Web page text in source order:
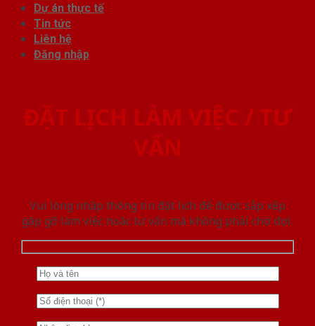
Dự án thực tế
Tin tức
Liên hệ
Đăng nhập
ĐẶT LỊCH LÀM VIỆC / TƯ
VẤN
Vui lòng nhập thông tin đặt lịch để được sắp xếp
gặp gỡ làm việc hoăc tư vấn mà không phải chờ đợi.